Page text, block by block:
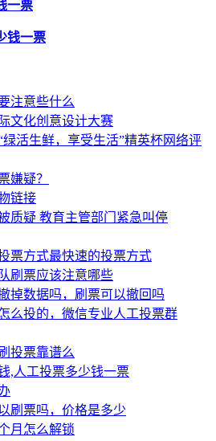
一票
钱一票
注意些什么
文化创意设计大赛
绿活生鲜，享受生活”精英杯网络评
嫌疑？
链接
质疑 教育主管部门紧急叫停
票方式最快速的投票方式
刷票应该注意哪些
掉数据吗，刷票可以撤回吗
么投的，微信专业人工投票群
投票靠谱么
,人工投票多少钱一票
刷票吗，价格是多少
月怎么解锁